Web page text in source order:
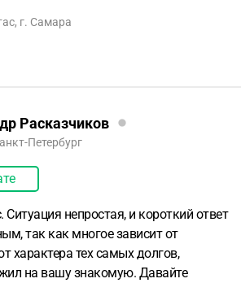
, г. Самара
Расказчиков
Петербург
Ситуация непростая, и короткий ответ
так как многое зависит от
характера тех самых долгов,
на вашу знакомую. Давайте